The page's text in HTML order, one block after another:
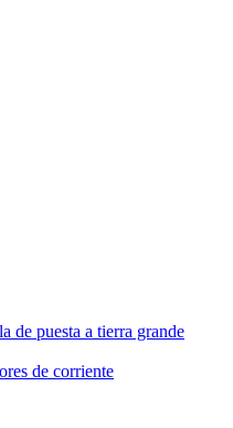
de puesta a tierra grande
de corriente